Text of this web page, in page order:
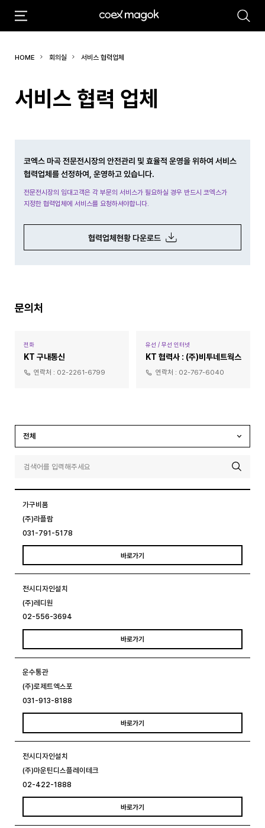
#마곡 #Coex Magok
HOME 회의실 서비스 협력업체
서비스 협력 업체
코엑스 마곡 전문전시장의 안전관리 및 효율적 운영을 위하여 서비스
협력업체를 선정하여, 운영하고 있습니다.
전문전시장의 임대고객은 각 부문의 서비스가 필요하실 경우 반드시 코엑스가
지정한 협력업체에 서비스를 요청하셔야합니다.
협력업체현황 다운로드
문의처
전화
KT 구내통신
연락처 : 02-2261-6799
유선 / 무선 인터넷
KT 협력사 : (주)비투네트웍스
연락처 : 02-767-6040
전체
가구비품
(주)라플람
031-791-5178
바로가기
전시디자인설치
(주)레디원
02-556-3694
바로가기
운수통관
(주)로제트엑스포
031-913-8188
바로가기
전시디자인설치
(주)마운틴디스플레이테크
02-422-1888
바로가기